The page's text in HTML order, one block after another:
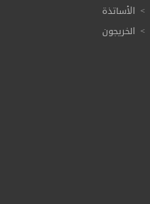
الأساتذة
الخريجون